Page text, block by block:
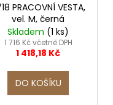
PRACOVNÍ VESTA,
vel. M, černá
Skladem (1 ks)
1 716 Kč včetně DPH
1 418,18 Kč
DO KOŠÍKU